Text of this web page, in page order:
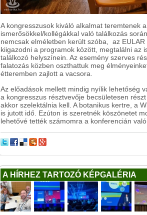
A kongresszusok kiváló alkalmat teremtenek
ismerősökkel/kollégákkal való találkozás
nemcsak elméletben került szóba, az
kiigazodni a programok között, megtalálni az
találkozó helyszínein. Az esemény szerves
falatozás közben oszthattuk meg
étteremben zajlott a vacsora.
Az előadások mellett mindig nyílik lehetőség
a kongresszus résztvevője becsületesen
akkor szelektálnia kell. A botanikus kertre, a
is jutott idő. Ezúton is szeretnék köszönetet
lehetővé tették számomra a konferencián való
A HÍRHEZ TARTOZÓ KÉPGALÉRIA